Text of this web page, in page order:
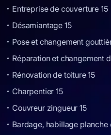
Entreprise de couverture 15
Désamiantage 15
Pose et changement
Réparation et changement
Rénovation de toiture 15
Charpentier 15
Couvreur zingueur 15
Bardage, habillage planche